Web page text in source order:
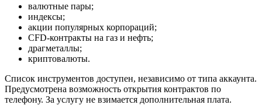
валютные пары;
индексы;
акции популярных корпораций;
CFD-контракты на газ и нефть;
драгметаллы;
криптовалюты.
Список инструментов доступен, независимо от типа аккаунта.
Предусмотрена возможность открытия контрактов по
телефону. За услугу не взимается дополнительная плата.